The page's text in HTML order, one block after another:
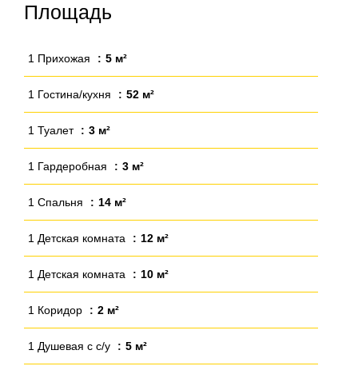
Площадь
1 Прихожая 5 м²
1 Гостина/кухня 52 м²
1 Туалет 3 м²
1 Гардеробная 3 м²
1 Спальня 14 м²
1 Детская комната 12 м²
1 Детская комната 10 м²
1 Коридор 2 м²
1 Душевая с с/у 5 м²